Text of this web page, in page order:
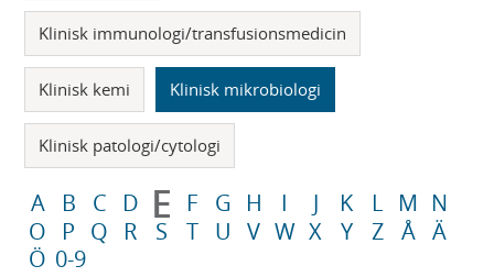
Klinisk immunologi/transfusionsmedicin
Klinisk kemi Klinisk mikrobiologi
Klinisk patologi/cytologi
A B C D E F G H I J K L M N
O
P Q R S T U V W X Y Z Å Ä
Ö 0-9